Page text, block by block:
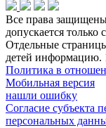
Все права
допускается только
Отдельные
детей информацию.
Политика в
Мобильная версия
нашли ошибку
Согласие субъекта
персональных